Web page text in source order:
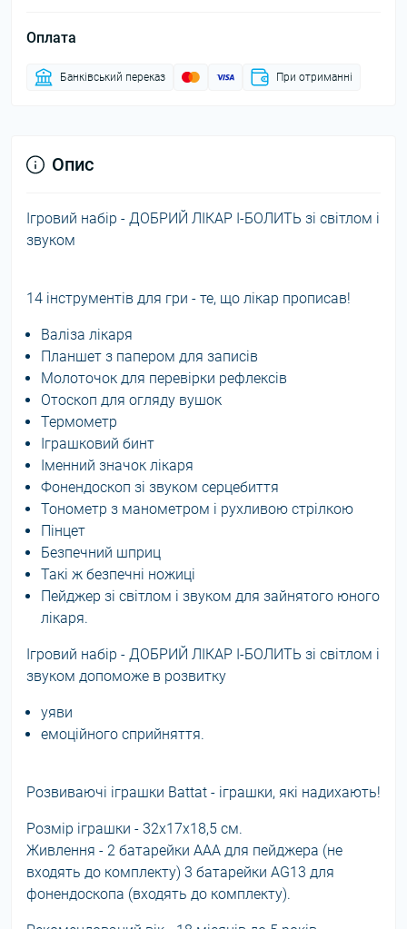
Оплата
Банківський переказ При отриманні
Опис
Ігровий набір - ДОБРИЙ ЛІКАР І-БОЛИТЬ зі світлом і
звуком
14 інструментів для гри - те, що лікар прописав!
Валіза лікаря
Планшет з папером для записів
Молоточок для перевірки рефлексів
Отоскоп для огляду вушок
Термометр
Іграшковий бинт
Іменний значок лікаря
Фонендоскоп зі звуком серцебиття
Тонометр з манометром і рухливою стрілкою
Пінцет
Безпечний шприц
Такі ж безпечні ножиці
Пейджер зі світлом і звуком для зайнятого юного
лікаря.
Ігровий набір - ДОБРИЙ ЛІКАР І-БОЛИТЬ зі світлом і
звуком допоможе в розвитку
уяви
емоційного сприйняття.
Розвиваючі іграшки Battat - іграшки, які надихають!
Розмір іграшки - 32х17х18,5 см.
Живлення - 2 батарейки ААА для пейджера (не
входять до комплекту) 3 батарейки АG13 для
фонендоскопа (входять до комплекту).